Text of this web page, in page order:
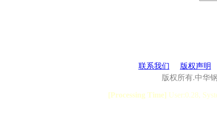
联系我们
版权声明
版权所有.中华
[Processing Time] User:0.28,